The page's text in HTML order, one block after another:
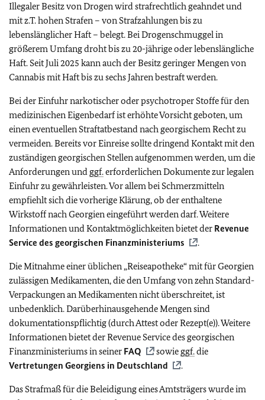
Illegaler Besitz von Drogen wird strafrechtlich geahndet und
mit z.T. hohen Strafen – von Strafzahlungen bis zu
lebenslänglicher Haft – belegt. Bei Drogenschmuggel in
größerem Umfang droht bis zu 20-jährige oder lebenslängliche
Haft. Seit Juli 2025 kann auch der Besitz geringer Mengen von
Cannabis mit Haft bis zu sechs Jahren bestraft werden.
Bei der Einfuhr narkotischer oder psychotroper Stoffe für den
medizinischen Eigenbedarf ist erhöhte Vorsicht geboten, um
einen eventuellen Straftatbestand nach georgischem Recht zu
vermeiden. Bereits vor Einreise sollte dringend Kontakt mit den
zuständigen georgischen Stellen aufgenommen werden, um die
Anforderungen und ggf.erforderlichen Dokumente zur legalen
Einfuhr zu gewährleisten. Vor allem bei Schmerzmitteln
empfiehlt sich die vorherige Klärung, ob der enthaltene
Wirkstoff nach Georgien eingeführt werden darf. Weitere
Informationen und Kontaktmöglichkeiten bietet der Revenue
Service des georgischen Finanzministeriums
.
Die Mitnahme einer üblichen „Reiseapotheke“ mit für Georgien
zulässigen Medikamenten, die den Umfang von zehn Standard-
Verpackungen an Medikamenten nicht überschreitet, ist
unbedenklich. Darüberhinausgehende Mengen sind
dokumentationspflichtig (durch Attest oder Rezept(e)). Weitere
Informationen bietet der Revenue Service des georgischen
Finanzministeriums in seiner FAQ sowie ggf.die
Vertretungen Georgiens in Deutschland
.
Das Strafmaß für die Beleidigung eines Amtsträgers wurde im